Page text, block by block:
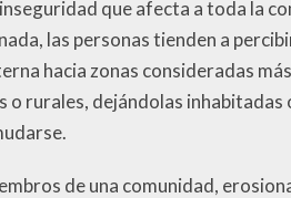
que afecta a toda la
las personas tienden a
hacia zonas consideradas
rurales, dejándolas inhabitadas
de una comunidad,